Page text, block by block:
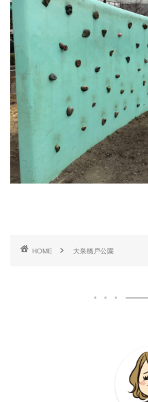
HOME 大泉橋戸公園